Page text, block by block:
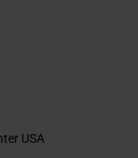
USA